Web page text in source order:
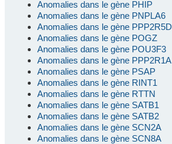
Anomalies dans le gène PHIP
Anomalies dans le gène PNPLA6
Anomalies dans le gène PPP2R5D
Anomalies dans le gène POGZ
Anomalies dans le gène POU3F3
Anomalies dans le gène PPP2R1A
Anomalies dans le gène PSAP
Anomalies dans le gène RINT1
Anomalies dans le gène RTTN
Anomalies dans le gène SATB1
Anomalies dans le gène SATB2
Anomalies dans le gène SCN2A
Anomalies dans le gène SCN8A